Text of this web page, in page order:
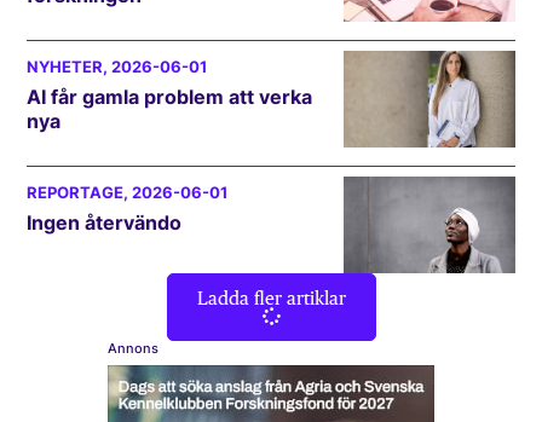
NYHETER, 2026-06-01
AI får gamla problem att verka
nya
REPORTAGE, 2026-06-01
Ingen återvändo
Ladda fler artiklar
Annons